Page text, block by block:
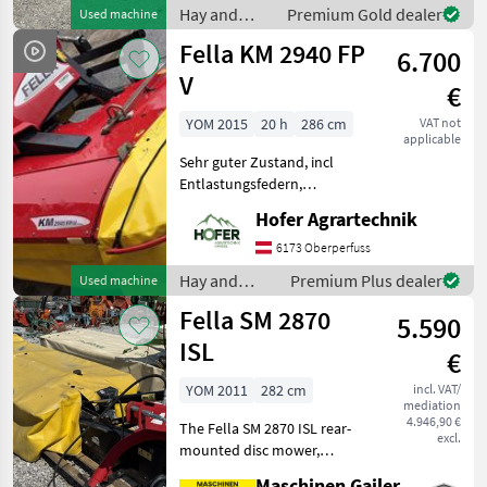
Used machine
blades), quick-change blade
s
Hay and
forage
equipment /
Fella
Premium Gold dealer
Used machine
Fella KM 2940 FP
V
6.700
€
VAT not
applicable
YOM 2015 20 h
286 cm
Sehr guter Zustand, incl
Entlastungsfedern,
Betriebsanleitung Mower
bar: Drum, type of disc
mower: Front mowers,
Swath guide plate,
pendular
Hofer Agrartechnik
6173 Oberperfuss
Hay and
forage
equipment /
Fella
Premium Plus dealer
Fella SM 2870
ISL
5.590
€
incl. VAT/
mediation
4.946,90 €
excl.
YOM 2011
282 cm
The Fella SM 2870 ISL rear-
mounted disc mower,